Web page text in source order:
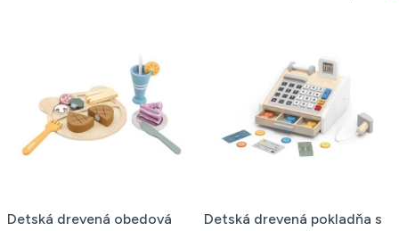
Detská drevená obedová
Detská drevená pokladňa s